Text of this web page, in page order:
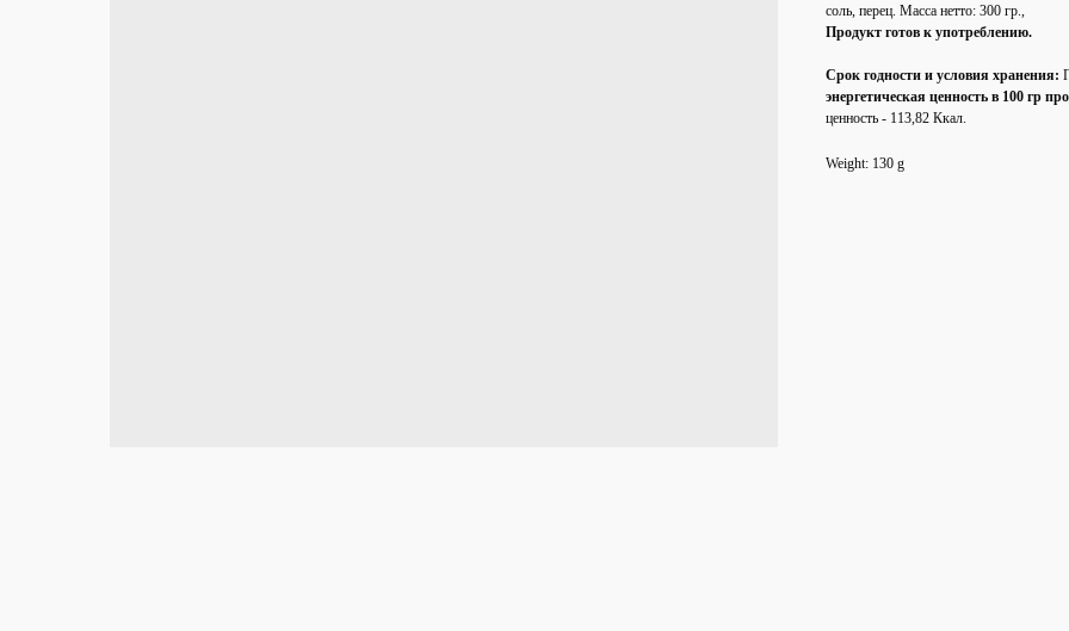
соль, перец. Масса нетто: 300 гр.,
Продукт готов к употреблению.
Срок годности и условия хранения:
энергетическая ценность в 100 гр
ценность - 113,82 Ккал.
Weight: 130 g